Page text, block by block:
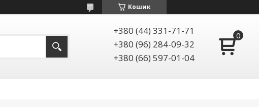
Кошик
+380 (44) 331-71-71
+380 (96) 284-09-32
+380 (66) 597-01-04